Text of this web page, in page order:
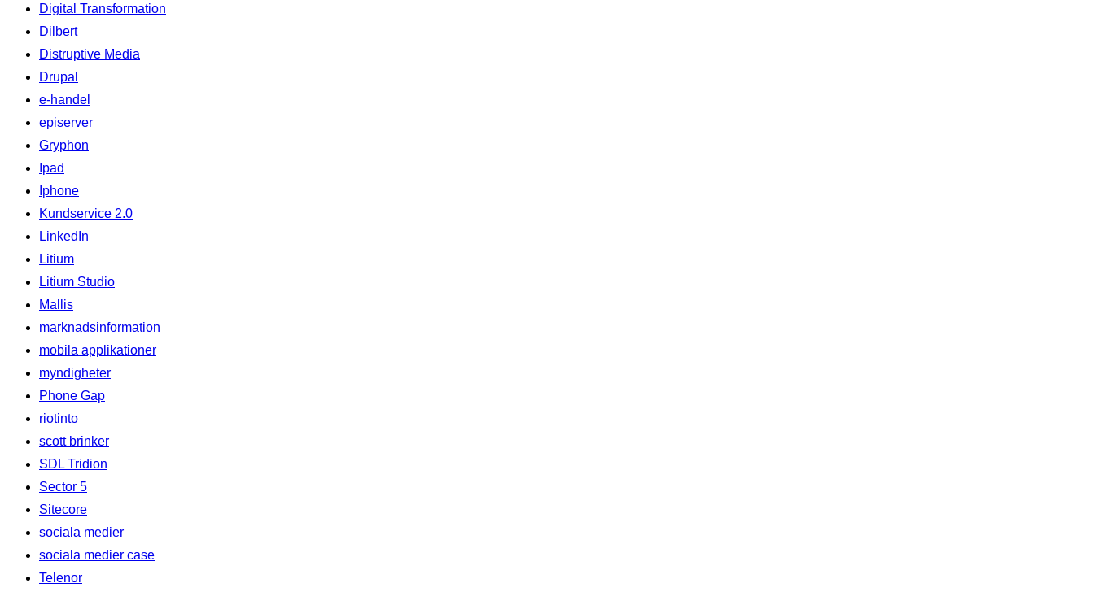
Digital Transformation
Dilbert
Distruptive Media
Drupal
e-handel
episerver
Gryphon
Ipad
Iphone
Kundservice 2.0
LinkedIn
Litium
Litium Studio
Mallis
marknadsinformation
mobila applikationer
myndigheter
Phone Gap
riotinto
scott brinker
SDL Tridion
Sector 5
Sitecore
sociala medier
sociala medier case
Telenor